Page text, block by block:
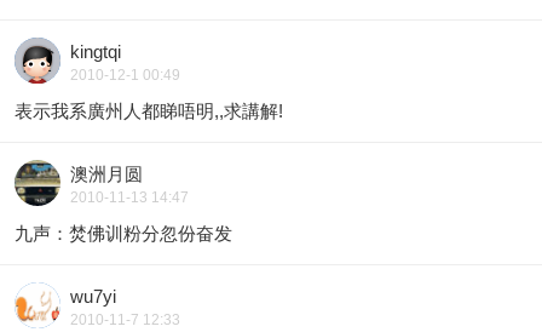
kingtqi
2010-12-1 00:49
表示我系廣州人都睇唔明,,求講解!
澳洲月圆
2010-11-13 14:47
九声：焚佛训粉分忽份奋发
wu7yi
2010-11-7 12:33